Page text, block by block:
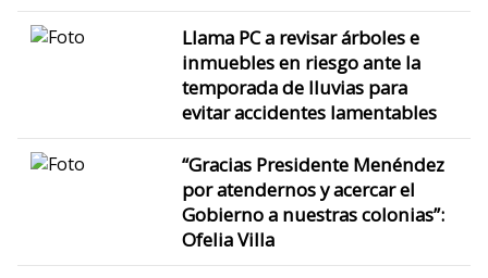
Llama PC a revisar árboles e
inmuebles en riesgo ante la
temporada de lluvias para
evitar accidentes lamentables
“Gracias Presidente Menéndez
por atendernos y acercar el
Gobierno a nuestras colonias”:
Ofelia Villa